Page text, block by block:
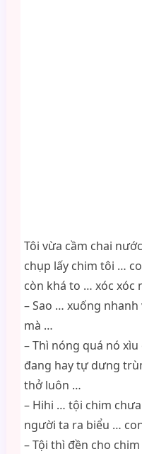
Tôi vừa cầm chai
chụp lấy chim tôi …
còn khá to … xóc xóc
– Sao … xuống
mà …
– Thì nóng quá nó
đang hay tự dưng
thở luôn …
– Hihi … tội chim
người ta ra biểu …
– Tội thì đền cho